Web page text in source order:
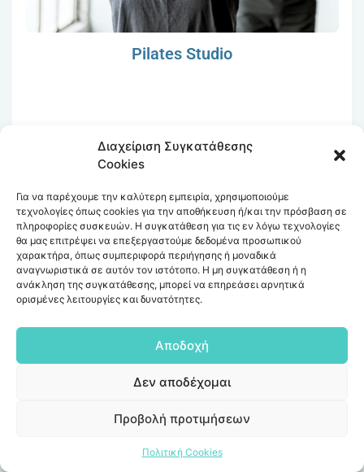
Διαχείριση Συγκατάθεσης
Cookies
Για να παρέχουμε την καλύτερη εμπειρία, χρησιμοποιούμε
τεχνολογίες όπως cookies για την αποθήκευση ή/και την πρόσβαση σε
πληροφορίες συσκευών. Η συγκατάθεση για τις εν λόγω τεχνολογίες
θα μας επιτρέψει να επεξεργαστούμε δεδομένα προσωπικού
χαρακτήρα, όπως συμπεριφορά περιήγησης ή μοναδικά
αναγνωριστικά σε αυτόν τον ιστότοπο. Η μη συγκατάθεση ή η
ανάκληση της συγκατάθεσης, μπορεί να επηρεάσει αρνητικά
ορισμένες λειτουργίες και δυνατότητες.
Αποδοχή
Δεν αποδέχομαι
Προβολή προτιμήσεων
Πολιτική Cookies
Pilates Studio